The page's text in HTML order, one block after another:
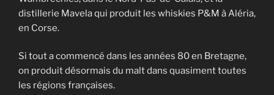
distillerie Mavela qui produit les whiskies P&M à Aléria,
en Corse.
Si tout a commencé dans les années 80 en Bretagne,
on produit désormais du malt dans quasiment toutes
les régions françaises.